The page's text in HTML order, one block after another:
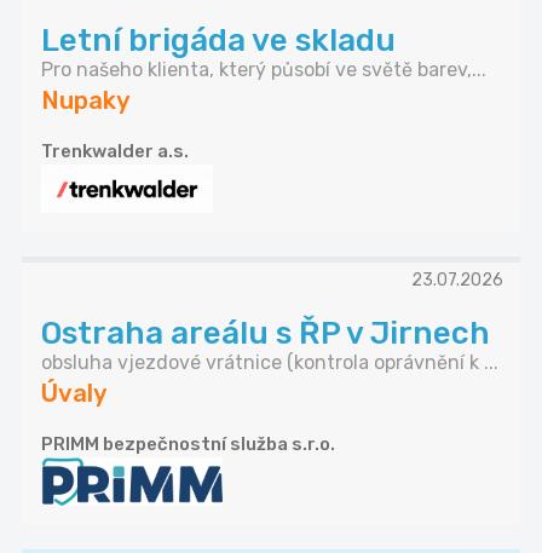
Letní brigáda ve skladu
Pro našeho klienta, který působí ve světě barev,...
Nupaky
Trenkwalder a.s.
23.07.2026
Ostraha areálu s ŘP v Jirnech
obsluha vjezdové vrátnice (kontrola oprávnění k ...
Úvaly
PRIMM bezpečnostní služba s.r.o.